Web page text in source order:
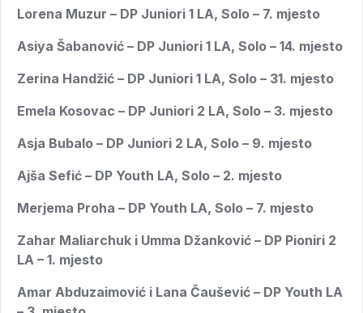
Lorena Muzur – DP Juniori 1 LA, Solo – 7. mjesto
Asiya Šabanović – DP Juniori 1 LA, Solo – 14. mjesto
Zerina Handžić – DP Juniori 1 LA, Solo – 31. mjesto
Emela Kosovac – DP Juniori 2 LA, Solo – 3. mjesto
Asja Bubalo – DP Juniori 2 LA, Solo – 9. mjesto
Ajša Sefić – DP Youth LA, Solo – 2. mjesto
Merjema Proha – DP Youth LA, Solo – 7. mjesto
Zahar Maliarchuk i Umma Džanković – DP Pioniri 2
LA – 1. mjesto
Amar Abduzaimović i Lana Čaušević – DP Youth LA